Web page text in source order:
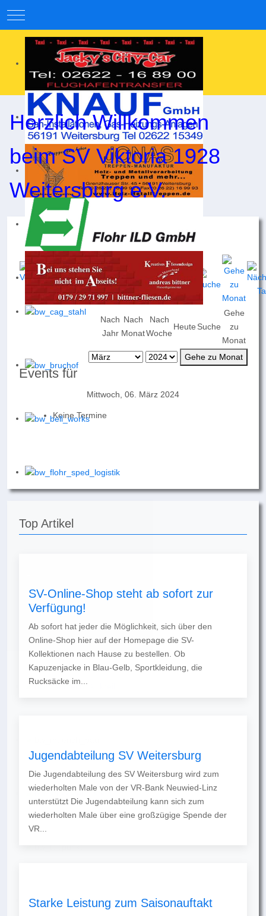
Mobile Menu Toggle
Herzlich Willkommen
beim SV Viktoria 1928
Weitersburg e.V.
Nach
Jahr
Nach
Monat
Nach
Woche
Heute Suche
Gehe
zu
Monat
Gehe zu Monat
Events für
Mittwoch, 06. März 2024
Keine Termine
Top Artikel
SV-Online-Shop steht ab sofort zur
Verfügung!
Ab sofort hat jeder die Möglichkeit, sich über den
Online-Shop hier auf der Homepage die SV-
Kollektionen nach Hause zu bestellen. Ob
Kapuzenjacke in Blau-Gelb, Sportkleidung, die
Rucksäcke im...
Jugendabteilung SV Weitersburg
Die Jugendabteilung des SV Weitersburg wird zum
wiederholten Male von der VR-Bank Neuwied-Linz
unterstützt Die Jugendabteilung kann sich zum
wiederholten Male über eine großzügige Spende der
VR...
Starke Leistung zum Saisonauftakt